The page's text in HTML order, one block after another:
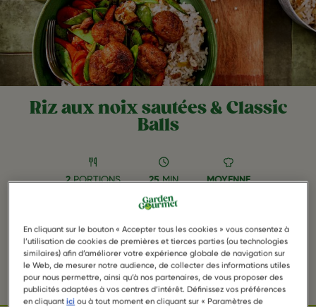
Riz aux noix sautées & Classic
Balls
2PORTIONS 25MIN MOYENNE
& CLASSIC BALLS AS FAVORITE
FacebookTwitterWhatsApp
Email Pinterest
En cliquant sur le bouton « Accepter tous les cookies » vous consentez à
l’utilisation de cookies de premières et tierces parties (ou technologies
similaires) afin d’améliorer votre expérience globale de navigation sur
le Web, de mesurer notre audience, de collecter des informations utiles
pour nous permettre, ainsi qu’à nos partenaires, de vous proposer des
publicités adaptées à vos centres d’intérêt. Définissez vos préférences
en cliquantici ou à tout moment en cliquant sur « Paramètres de